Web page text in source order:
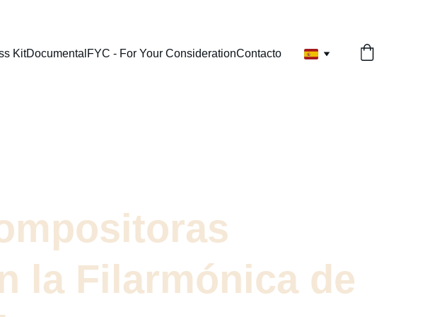
KitDocumental FYC - For Your ConsiderationContacto
la Filarmónica de